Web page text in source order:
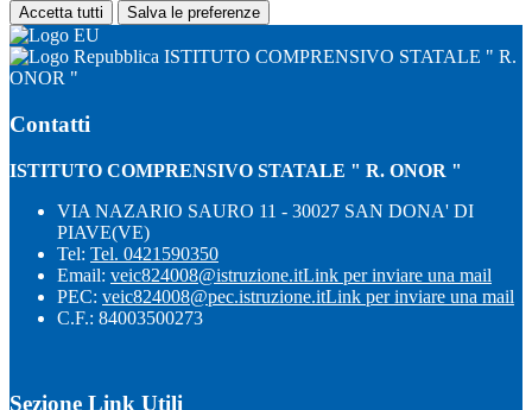
Accetta tutti Salva le preferenze
ISTITUTO COMPRENSIVO STATALE " R.
ONOR "
Contatti
ISTITUTO COMPRENSIVO STATALE " R. ONOR "
VIA NAZARIO SAURO 11 - 30027 SAN DONA' DI
PIAVE(VE)
Tel: Tel. 0421590350
Email: veic824008@istruzione.itLink per inviare una mail
PEC: veic824008@pec.istruzione.itLink per inviare una mail
C.F.: 84003500273
Sezione Link Utili